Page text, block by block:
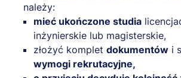
należy:
mieć ukończone studia
inżynierskie lub magisterskie,
złożyć komplet dokumentów i
wymogi rekrutacyjne,